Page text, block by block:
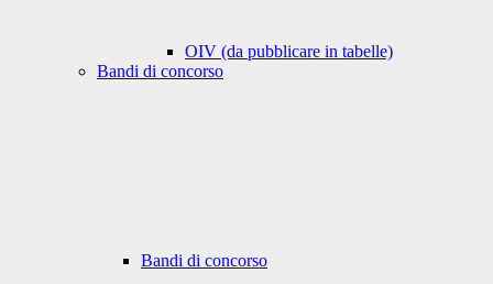
OIV (da pubblicare in tabelle)
Bandi di concorso
Bandi di concorso